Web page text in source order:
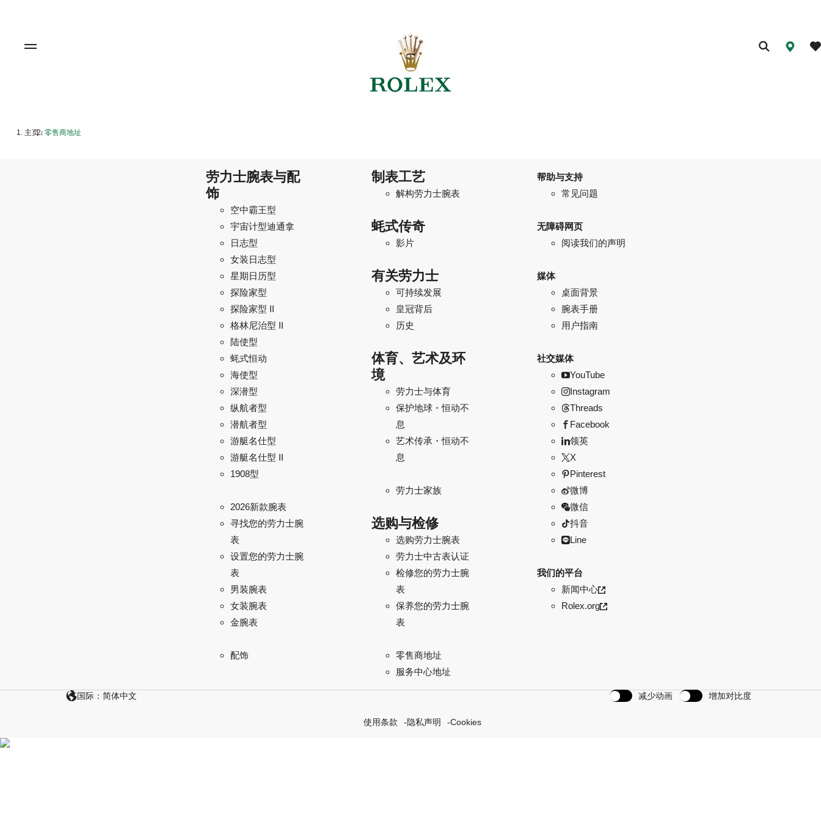
主页/ 零售商地址
劳力士腕表与配
饰
空中霸王型
宇宙计型迪通拿
日志型
女装日志型
星期日历型
探险家型
探险家型 II
格林尼治型 II
陆使型
蚝式恒动
海使型
深潜型
纵航者型
潜航者型
游艇名仕型
游艇名仕型 II
1908型
2026新款腕表
寻找您的劳力士腕
表
设置您的劳力士腕
表
男装腕表
女装腕表
金腕表
配饰
制表工艺
解构劳力士腕表
蚝式传奇
影片
有关劳力士
可持续发展
皇冠背后
历史
体育、艺术及环
境
劳力士与体育
保护地球・恒动不
息
艺术传承・恒动不
息
劳力士家族
选购与检修
选购劳力士腕表
劳力士中古表认证
检修您的劳力士腕
表
保养您的劳力士腕
表
零售商地址
服务中心地址
帮助与支持
常见问题
无障碍网页
阅读我们的声明
媒体
桌面背景
腕表手册
用户指南
社交媒体
YouTube
Instagram
Threads
Facebook
领英
X
Pinterest
微博
微信
抖音
Line
我们的平台
新闻中心
Rolex.org
国际：简体中文 减少动画 增加对比度
使用条款 隐私声明 Cookies